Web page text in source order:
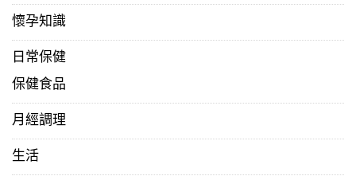
懷孕知識
日常保健
保健食品
月經調理
生活